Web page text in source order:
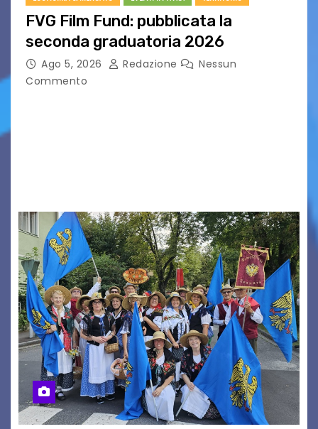
FVG Film Fund: pubblicata la
seconda graduatoria 2026
Ago 5, 2026 Redazione
Nessun
Commento